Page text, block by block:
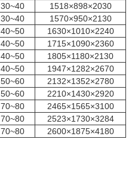
30~40
1518×898×2030
30~40
1570×950×2130
40~50
1630×1010×2240
40~50
1715×1090×2360
40~50
1805×1180×2130
40~50
1947×1282×2670
50~60
2132×1352×2780
50~60
2210×1430×2920
70~80
2465×1565×3100
70~80
2523×1730×3284
70~80 2600×1875×4180